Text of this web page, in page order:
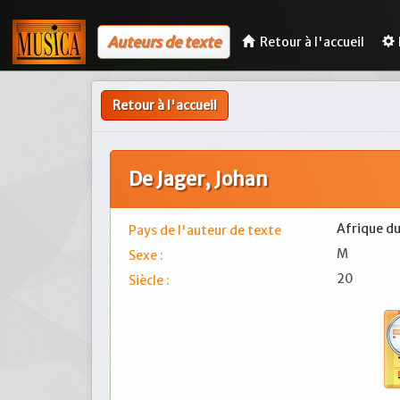
Auteurs de texte Retour à l'accueil
Retour à l'accueil
De Jager, Johan
Pays de l'auteur de texte
Afrique
Sexe :
M
Siècle :
20